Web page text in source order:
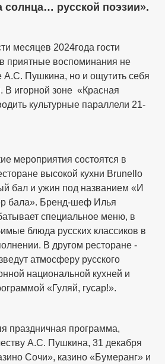
солнца… русской поэзии».
месяцев 2024года гости
в приятные воспоминания не
А.С. Пушкина, но и ощутить себя
В игорной зоне «Красная
культурные параллели 21-
мероприятия состоятся в
высокой кухни Brunello
бал и ужин под названием «И
бала». Бренд-шеф Илья
специальное меню, в
блюда русских классиков в
В другом ресторане -
атмосферу русского
национальной кухней и
«Гуляй, гусар!».
праздничная программа,
А.С. Пушкина, 31 декабря
Сочи», казино «Бумеранг» и